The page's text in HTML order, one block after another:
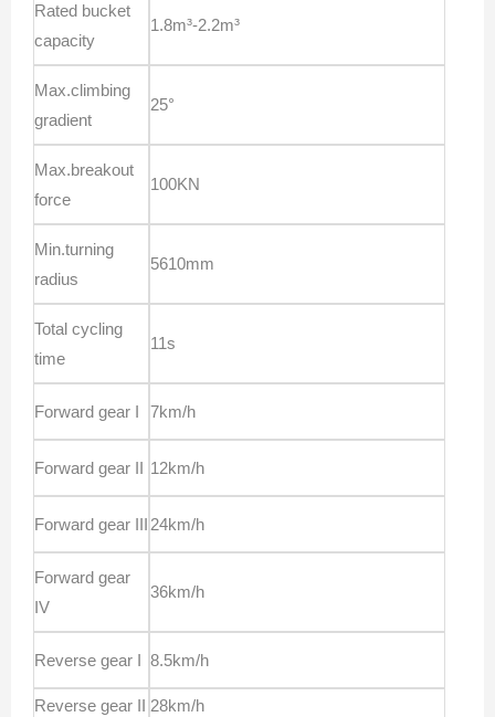
Rated bucket
capacity
1.8m³-2.2m³
Max.climbing
gradient
25°
Max.breakout
force
100KN
Min.turning
radius
5610mm
Total cycling
time
11s
Forward gear I 7km/h
Forward gear II 12km/h
Forward gear III 24km/h
Forward gear
IV
36km/h
Reverse gear I 8.5km/h
Reverse gear II 28km/h